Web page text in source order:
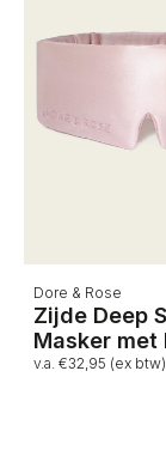
Dore & Rose
Zijde Deep
Masker met
v.a. €32,95 (ex btw)